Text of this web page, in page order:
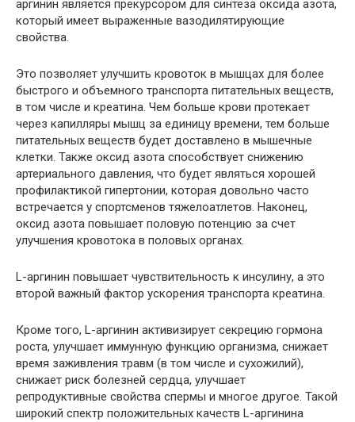
аргинин является прекурсором для синтеза оксида азота,
который имеет выраженные вазодилятирующие
свойства.
Это позволяет улучшить кровоток в мышцах для более
быстрого и объемного транспорта питательных веществ,
в том числе и креатина. Чем больше крови протекает
через капилляры мышц за единицу времени, тем больше
питательных веществ будет доставлено в мышечные
клетки. Также оксид азота способствует снижению
артериального давления, что будет являться хорошей
профилактикой гипертонии, которая довольно часто
встречается у спортсменов тяжелоатлетов. Наконец,
оксид азота повышает половую потенцию за счет
улучшения кровотока в половых органах.
L-аргинин повышает чувствительность к инсулину, а это
второй важный фактор ускорения транспорта креатина.
Кроме того, L-аргинин активизирует секрецию гормона
роста, улучшает иммунную функцию организма, снижает
время заживления травм (в том числе и сухожилий),
снижает риск болезней сердца, улучшает
репродуктивные свойства спермы и многое другое. Такой
широкий спектр положительных качеств L-аргинина